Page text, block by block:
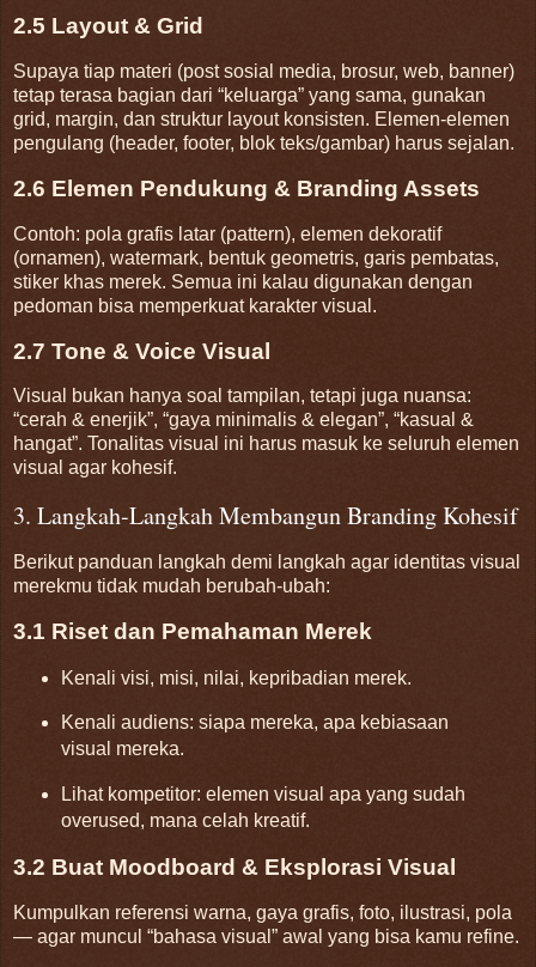
2.5 Layout & Grid
Supaya tiap materi (post sosial media, brosur, web, banner)
tetap terasa bagian dari “keluarga” yang sama, gunakan
grid, margin, dan struktur layout konsisten. Elemen-elemen
pengulang (header, footer, blok teks/gambar) harus sejalan.
2.6 Elemen Pendukung & Branding Assets
Contoh: pola grafis latar (pattern), elemen dekoratif
(ornamen), watermark, bentuk geometris, garis pembatas,
stiker khas merek. Semua ini kalau digunakan dengan
pedoman bisa memperkuat karakter visual.
2.7 Tone & Voice Visual
Visual bukan hanya soal tampilan, tetapi juga nuansa:
“cerah & enerjik”, “gaya minimalis & elegan”, “kasual &
hangat”. Tonalitas visual ini harus masuk ke seluruh elemen
visual agar kohesif.
3. Langkah-Langkah Membangun Branding Kohesif
Berikut panduan langkah demi langkah agar identitas visual
merekmu tidak mudah berubah-ubah:
3.1 Riset dan Pemahaman Merek
Kenali visi, misi, nilai, kepribadian merek.
Kenali audiens: siapa mereka, apa kebiasaan
visual mereka.
Lihat kompetitor: elemen visual apa yang sudah
overused, mana celah kreatif.
3.2 Buat Moodboard & Eksplorasi Visual
Kumpulkan referensi warna, gaya grafis, foto, ilustrasi, pola
— agar muncul “bahasa visual” awal yang bisa kamu refine.